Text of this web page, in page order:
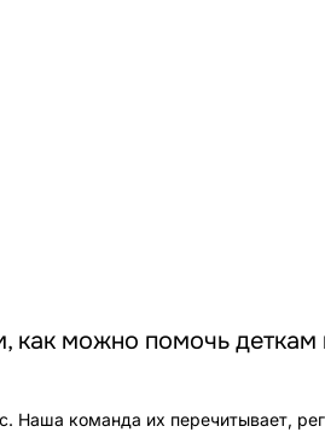
как можно помочь деткам
команда их перечитывает,